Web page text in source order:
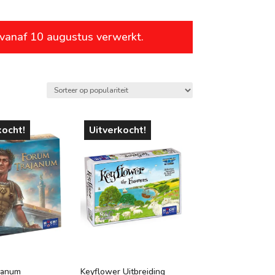
leeftijd
vanaf 1 jaar
vanaf 6 jaar
vanaf 10 jaar
vanaf 12 jaar
vanaf 14 jaar
vanaf 16 jaar
vanaf 18 jaar
10 augustus verwerkt.
Uitverkocht!
Keyflower Uitbreiding